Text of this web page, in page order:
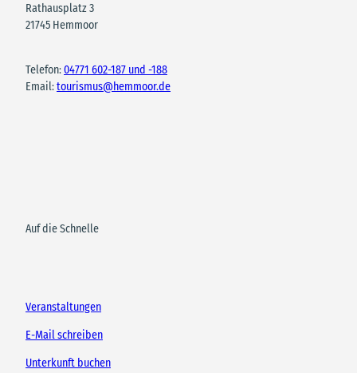
Rathausplatz 3
21745 Hemmoor
Telefon:04771 602-187 und -188
Email:tourismus@hemmoor.de
Auf die Schnelle
Veranstaltungen
E-Mail schreiben
Unterkunft buchen